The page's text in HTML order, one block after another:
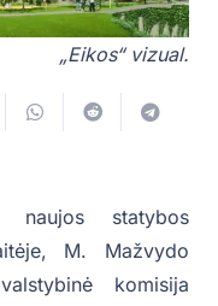
„Eikos“ vizual.
naujos statybos
M. Mažvydo
komisija